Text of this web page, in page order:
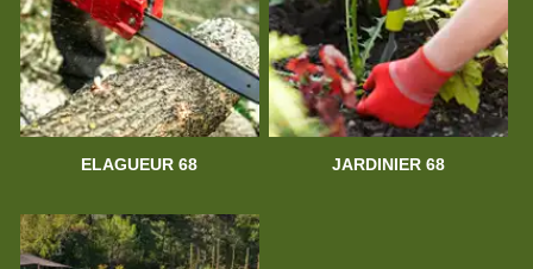
ELAGUEUR 68 JARDINIER 68